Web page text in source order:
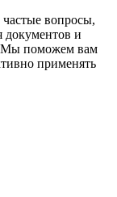
вопросы,
документов и
Мы поможем вам
применять